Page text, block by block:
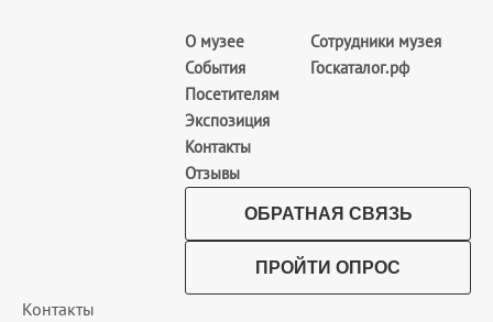
О музее
События
Посетителям
Экспозиция
Контакты
Отзывы
Сотрудники музея
Госкаталог.рф
ОБРАТНАЯ СВЯЗЬ
ПРОЙТИ ОПРОС
Контакты